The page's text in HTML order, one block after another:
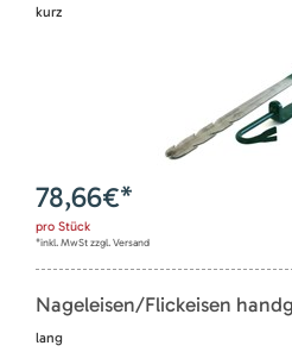
kurz
78,66€*
pro Stück
*inkl. MwSt zzgl. Versand
Nageleisen/Flickeisen
lang